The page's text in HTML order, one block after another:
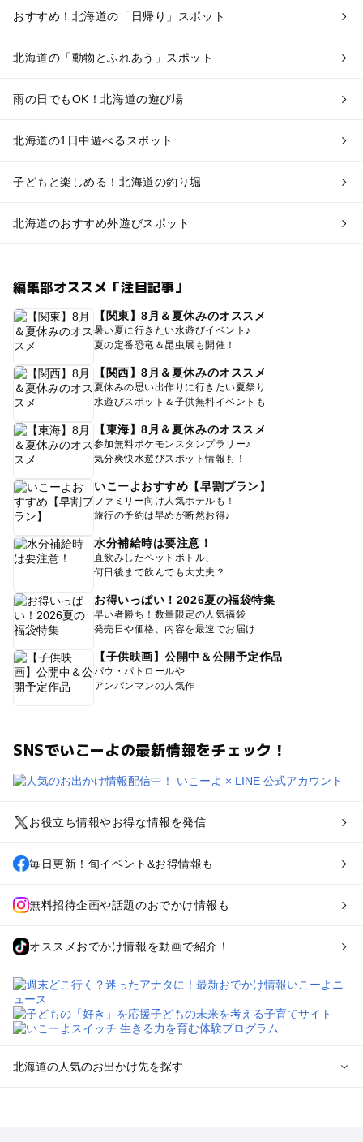
おすすめ！北海道の「日帰り」スポット
北海道の「動物とふれあう」スポット
雨の日でもOK！北海道の遊び場
北海道の1日中遊べるスポット
子どもと楽しめる！北海道の釣り堀
北海道のおすすめ外遊びスポット
編集部オススメ「注目記事」
【関東】8月＆夏休みのオススメ
暑い夏に行きたい水遊びイベント♪
夏の定番恐竜＆昆虫展も開催！
【関西】8月＆夏休みのオススメ
夏休みの思い出作りに行きたい夏祭り
水遊びスポット＆子供無料イベントも
【東海】8月＆夏休みのオススメ
参加無料ポケモンスタンプラリー♪
気分爽快水遊びスポット情報も！
いこーよおすすめ【早割プラン】
ファミリー向け人気ホテルも！
旅行の予約は早めが断然お得♪
水分補給時は要注意！
直飲みしたペットボトル、
何日後まで飲んでも大丈夫？
お得いっぱい！2026夏の福袋特集
早い者勝ち！数量限定の人気福袋
発売日や価格、内容を最速でお届け
【子供映画】公開中＆公開予定作品
パウ・パトロールや
アンパンマンの人気作
SNSでいこーよの最新情報をチェック！
お役立ち情報やお得な情報を発信
毎日更新！旬イベント&お得情報も
無料招待企画や話題のおでかけ情報も
オススメおでかけ情報を動画で紹介！
北海道の人気のお出かけ先を探す